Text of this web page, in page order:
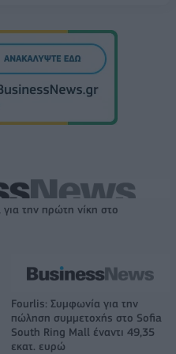
την πρώτη νίκη στο
Fourlis: Συμφωνία για την
πώληση συμμετοχής στο Sofia
South Ring Mall έναντι 49,35
εκατ. ευρώ